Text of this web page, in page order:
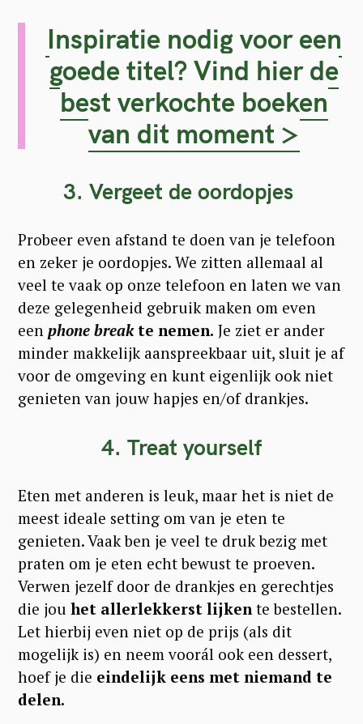
Inspiratie nodig voor een
goede titel? Vind hier de
best verkochte boeken
van dit moment >
3. Vergeet de oordopjes
Probeer even afstand te doen van je telefoon
en zeker je oordopjes. We zitten allemaal al
veel te vaak op onze telefoon en laten we van
deze gelegenheid gebruik maken om even
een phone breakte nemen. Je ziet er ander
minder makkelijk aanspreekbaar uit, sluit je af
voor de omgeving en kunt eigenlijk ook niet
genieten van jouw hapjes en/of drankjes.
4. Treat yourself
Eten met anderen is leuk, maar het is niet de
meest ideale setting om van je eten te
genieten. Vaak ben je veel te druk bezig met
praten om je eten echt bewust te proeven.
Verwen jezelf door de drankjes en gerechtjes
die jou het allerlekkerst lijkente bestellen.
Let hierbij even niet op de prijs (als dit
mogelijk is) en neem voorál ook een dessert,
hoef je die eindelijk eens met niemand te
delen.